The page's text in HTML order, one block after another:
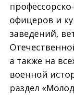
офицеров и
заведений,
а также на
военной
раздел